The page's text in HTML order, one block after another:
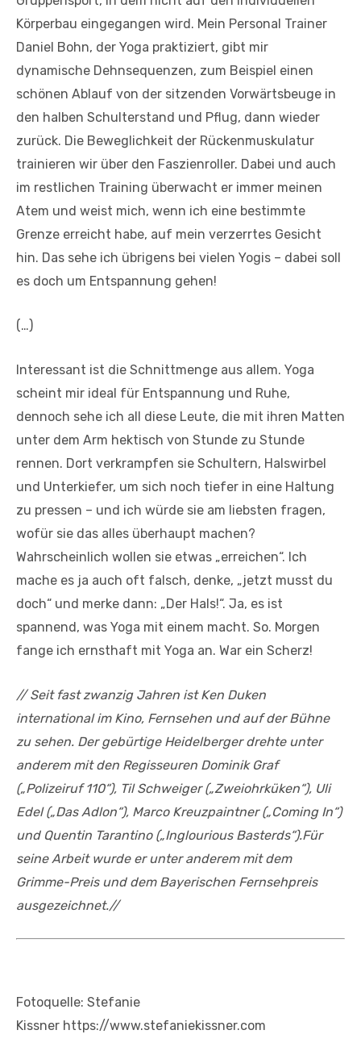
Körperbau eingegangen wird. Mein Personal Trainer
Daniel Bohn, der Yoga praktiziert, gibt mir
dynamische Dehnsequenzen, zum Beispiel einen
schönen Ablauf von der sitzenden Vorwärtsbeuge in
den halben Schulterstand und Pflug, dann wieder
zurück. Die Beweglichkeit der Rückenmuskulatur
trainieren wir über den Faszienroller. Dabei und auch
im restlichen Training überwacht er immer meinen
Atem und weist mich, wenn ich eine bestimmte
Grenze erreicht habe, auf mein verzerrtes Gesicht
hin. Das sehe ich übrigens bei vielen Yogis – dabei soll
es doch um Entspannung gehen!
(…)
Interessant ist die Schnittmenge aus allem. Yoga
scheint mir ideal für Entspannung und Ruhe,
dennoch sehe ich all diese Leute, die mit ihren Matten
unter dem Arm hektisch von Stunde zu Stunde
rennen. Dort verkrampfen sie Schultern, Halswirbel
und Unterkiefer, um sich noch tiefer in eine Haltung
zu pressen – und ich würde sie am liebsten fragen,
wofür sie das alles überhaupt machen?
Wahrscheinlich wollen sie etwas „erreichen“. Ich
mache es ja auch oft falsch, denke, „jetzt musst du
doch“ und merke dann: „Der Hals!“. Ja, es ist
spannend, was Yoga mit einem macht. So. Morgen
fange ich ernsthaft mit Yoga an. War ein Scherz!
// Seit fast zwanzig Jahren ist Ken Duken
international im Kino, Fernsehen und auf der Bühne
zu sehen. Der gebürtige Heidelberger drehte unter
anderem mit den Regisseuren Dominik Graf
(„Polizeiruf 110“), Til Schweiger („Zweiohrküken“), Uli
Edel („Das Adlon“), Marco Kreuzpaintner („Coming In“)
und Quentin Tarantino („Inglourious Basterds“).Für
seine Arbeit wurde er unter anderem mit dem
Grimme-Preis und dem Bayerischen Fernsehpreis
ausgezeichnet.//
Fotoquelle: Stefanie
Kissner https://www.stefaniekissner.com